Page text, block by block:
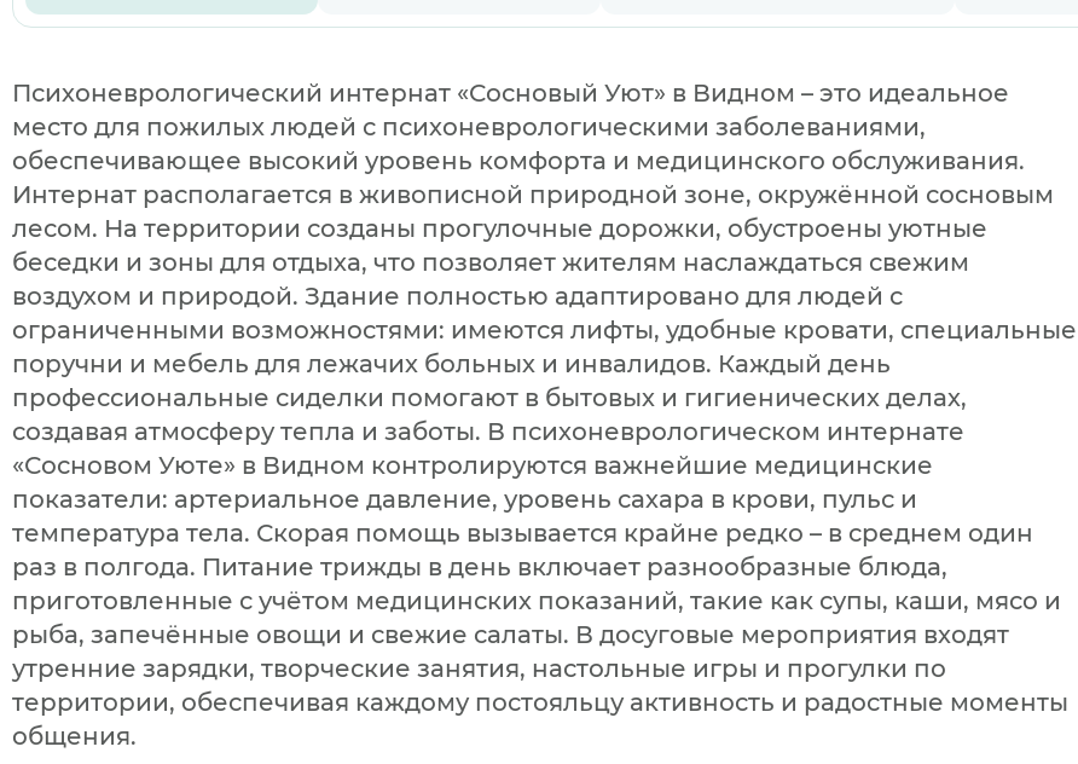
Психоневрологический интернат «Сосновый Уют» в Видном – это идеальное
место для пожилых людей с психоневрологическими заболеваниями,
обеспечивающее высокий уровень комфорта и медицинского обслуживания.
Интернат располагается в живописной природной зоне, окружённой сосновым
лесом. На территории созданы прогулочные дорожки, обустроены уютные
беседки и зоны для отдыха, что позволяет жителям наслаждаться свежим
воздухом и природой. Здание полностью адаптировано для людей с
ограниченными возможностями: имеются лифты, удобные кровати, специальные
поручни и мебель для лежачих больных и инвалидов. Каждый день
профессиональные сиделки помогают в бытовых и гигиенических делах,
создавая атмосферу тепла и заботы. В психоневрологическом интернате
«Сосновом Уюте» в Видном контролируются важнейшие медицинские
показатели: артериальное давление, уровень сахара в крови, пульс и
температура тела. Скорая помощь вызывается крайне редко – в среднем один
раз в полгода. Питание трижды в день включает разнообразные блюда,
приготовленные с учётом медицинских показаний, такие как супы, каши, мясо и
рыба, запечённые овощи и свежие салаты. В досуговые мероприятия входят
утренние зарядки, творческие занятия, настольные игры и прогулки по
территории, обеспечивая каждому постояльцу активность и радостные моменты
общения.